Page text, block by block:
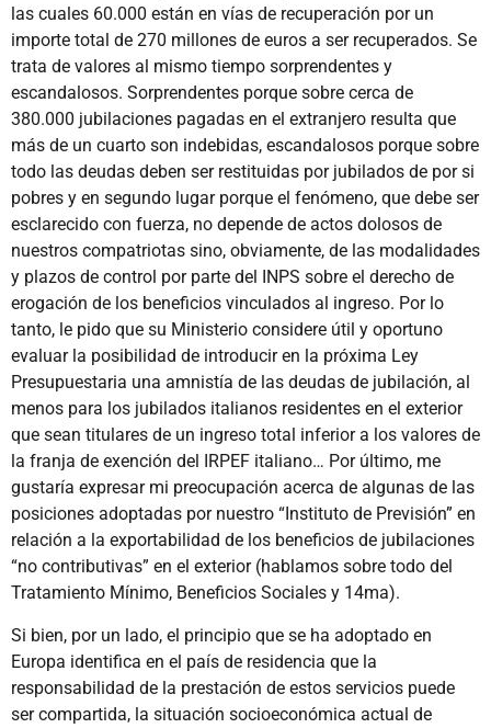
las cuales 60.000 están en vías de recuperación por un
importe total de 270 millones de euros a ser recuperados. Se
trata de valores al mismo tiempo sorprendentes y
escandalosos. Sorprendentes porque sobre cerca de
380.000 jubilaciones pagadas en el extranjero resulta que
más de un cuarto son indebidas, escandalosos porque sobre
todo las deudas deben ser restituidas por jubilados de por si
pobres y en segundo lugar porque el fenómeno, que debe ser
esclarecido con fuerza, no depende de actos dolosos de
nuestros compatriotas sino, obviamente, de las modalidades
y plazos de control por parte del INPS sobre el derecho de
erogación de los beneficios vinculados al ingreso. Por lo
tanto, le pido que su Ministerio considere útil y oportuno
evaluar la posibilidad de introducir en la próxima Ley
Presupuestaria una amnistía de las deudas de jubilación, al
menos para los jubilados italianos residentes en el exterior
que sean titulares de un ingreso total inferior a los valores de
la franja de exención del IRPEF italiano… Por último, me
gustaría expresar mi preocupación acerca de algunas de las
posiciones adoptadas por nuestro “Instituto de Previsión” en
relación a la exportabilidad de los beneficios de jubilaciones
“no contributivas” en el exterior (hablamos sobre todo del
Tratamiento Mínimo, Beneficios Sociales y 14ma).
Si bien, por un lado, el principio que se ha adoptado en
Europa identifica en el país de residencia que la
responsabilidad de la prestación de estos servicios puede
ser compartida, la situación socioeconómica actual de